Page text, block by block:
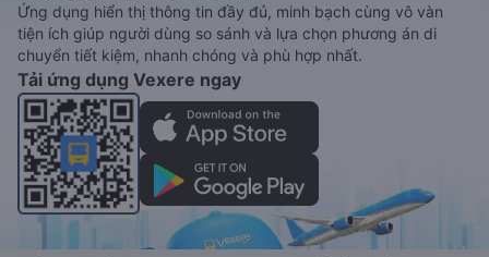
Ứng dụng hiển thị thông tin đầy đủ, minh bạch cùng vô vàn
tiện ích giúp người dùng so sánh và lựa chọn phương án di
chuyển tiết kiệm, nhanh chóng và phù hợp nhất.
Tải ứng dụng Vexere ngay